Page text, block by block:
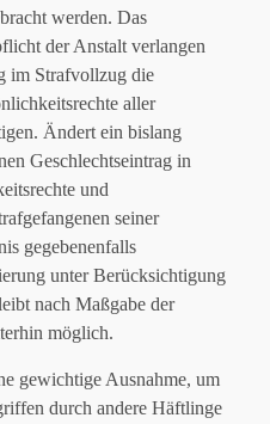
werden. Das
der Anstalt verlangen
im Strafvollzug die
aller
Ändert ein bislang
Geschlechtseintrag in
und
seiner
gegebenenfalls
unter Berücksichtigung
nach Maßgabe der
möglich.
gewichtige Ausnahme, um
durch andere Häftlinge